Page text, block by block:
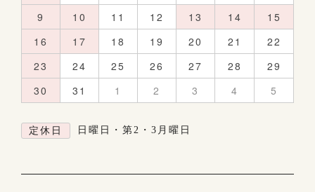
9
10 11 12 13 14
15
16
17 18 19 20 21
22
23
24 25 26 27 28
29
30
31 1 2 3 4 5
定休日 日曜日・第2・3月曜日